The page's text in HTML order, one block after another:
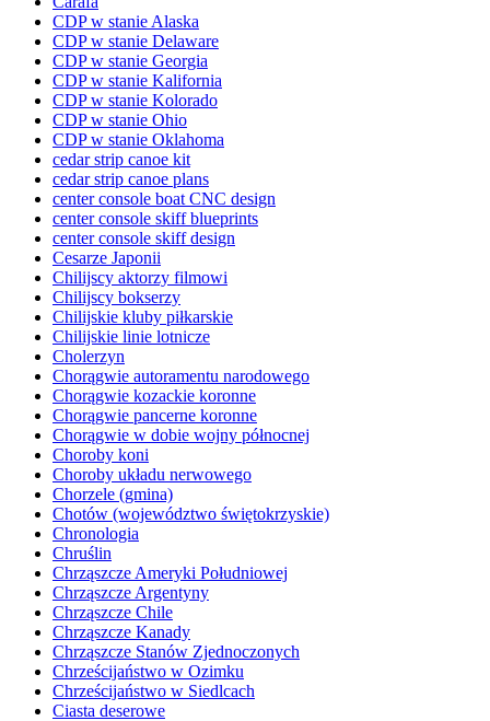
CDP w stanie Alaska
CDP w stanie Delaware
CDP w stanie Georgia
CDP w stanie Kalifornia
CDP w stanie Kolorado
CDP w stanie Ohio
CDP w stanie Oklahoma
cedar strip canoe kit
cedar strip canoe plans
center console boat CNC design
center console skiff blueprints
center console skiff design
Cesarze Japonii
Chilijscy aktorzy filmowi
Chilijscy bokserzy
Chilijskie kluby piłkarskie
Chilijskie linie lotnicze
Cholerzyn
Chorągwie autoramentu narodowego
Chorągwie kozackie koronne
Chorągwie pancerne koronne
Chorągwie w dobie wojny północnej
Choroby koni
Choroby układu nerwowego
Chorzele (gmina)
Chotów (województwo świętokrzyskie)
Chronologia
Chruślin
Chrząszcze Ameryki Południowej
Chrząszcze Argentyny
Chrząszcze Chile
Chrząszcze Kanady
Chrząszcze Stanów Zjednoczonych
Chrześcijaństwo w Ozimku
Chrześcijaństwo w Siedlcach
Ciasta deserowe